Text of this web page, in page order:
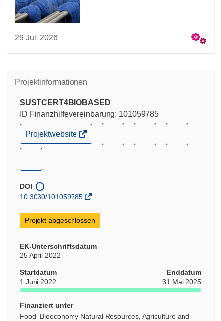
29 Juli 2026
Projektinformationen
SUSTCERT4BIOBASED
ID Finanzhilfevereinbarung: 101059785
(öffnet
in
neuem
Projektwebsite
in
in
in
in
neuem
Fenster)
DOI
10.3030/101059785
Projekt abgeschlossen
EK-Unterschriftsdatum
25 April 2022
Startdatum
1 Juni 2022
Enddatum
31 Mai 2025
Finanziert unter
Food, Bioeconomy Natural Resources, Agriculture and